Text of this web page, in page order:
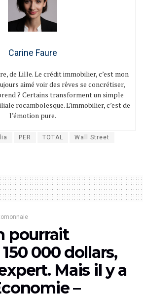
Carine Faure
de Lille. Le crédit immobilier, c’est mon
aimé voir des rêves se concrétiser,
? Certains transforment un simple
rocambolesque. L’immobilier, c’est de
l’émotion pure.
PER TOTAL Wall Street
pourrait
000 dollars,
Mais il y a
–